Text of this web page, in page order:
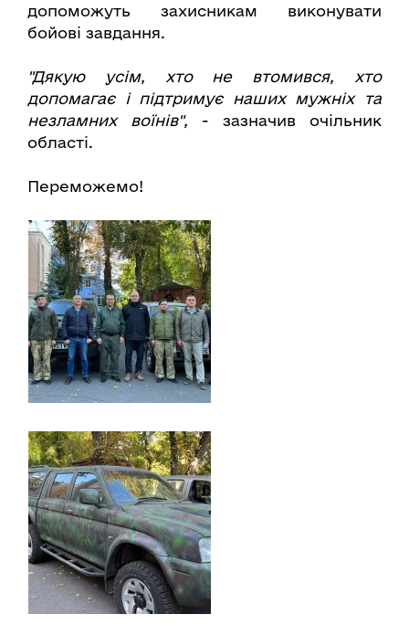
допоможуть захисникам виконувати
бойові завдання.
"Дякую усім, хто не втомився, хто
допомагає і підтримує наших мужніх та
незламних воїнів", - зазначив очільник
області.
Переможемо!